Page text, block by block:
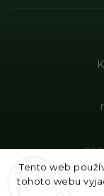
Tento web
tohoto webu